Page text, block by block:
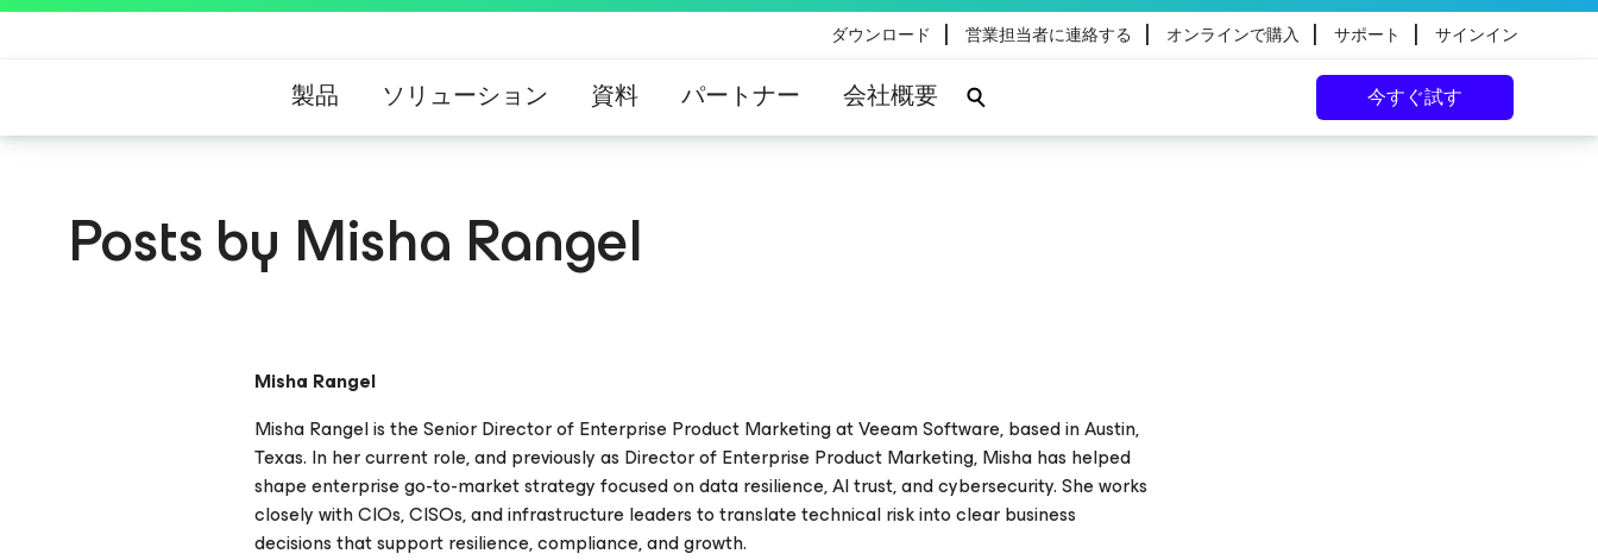
ダウンロード | 営業担当者に連絡する | オンラインで購入 | サポート | サインイン
製品 ソリューション 資料 パートナー 会社概要 今すぐ試す
Posts by Misha Rangel
Misha Rangel
Misha Rangel is the Senior Director of Enterprise Product Marketing at Veeam Software, based in Austin,
Texas. In her current role, and previously as Director of Enterprise Product Marketing, Misha has helped
shape enterprise go-to-market strategy focused on data resilience, AI trust, and cybersecurity. She works
closely with CIOs, CISOs, and infrastructure leaders to translate technical risk into clear business
decisions that support resilience, compliance, and growth.